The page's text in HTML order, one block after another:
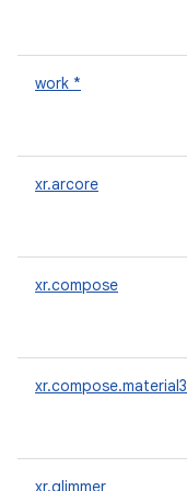
work *
xr.arcore
xr.compose
xr.compose.material3
xr.glimmer